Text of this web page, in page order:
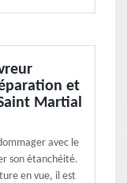
et
Martial
avec le
son étanchéité.
en vue, il est